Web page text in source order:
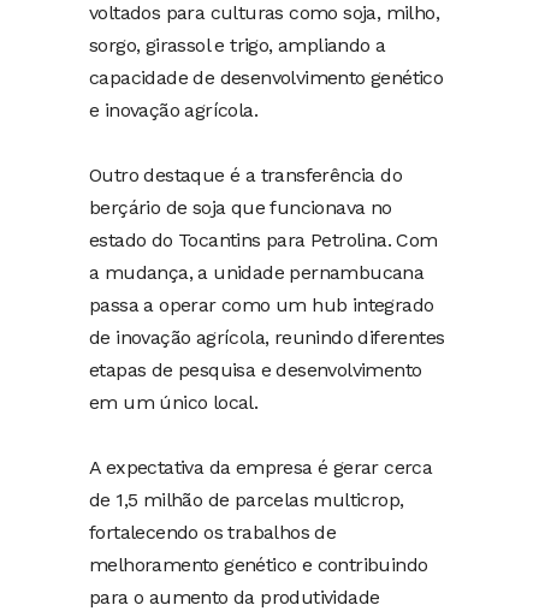
voltados para culturas como soja, milho,
sorgo, girassol e trigo, ampliando a
capacidade de desenvolvimento genético
e inovação agrícola.
Outro destaque é a transferência do
berçário de soja que funcionava no
estado do Tocantins para Petrolina. Com
a mudança, a unidade pernambucana
passa a operar como um hub integrado
de inovação agrícola, reunindo diferentes
etapas de pesquisa e desenvolvimento
em um único local.
A expectativa da empresa é gerar cerca
de 1,5 milhão de parcelas multicrop,
fortalecendo os trabalhos de
melhoramento genético e contribuindo
para o aumento da produtividade